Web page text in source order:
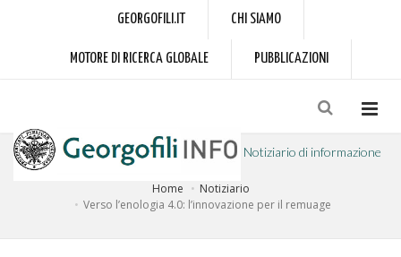
GEORGOFILI.IT CHI SIAMO
MOTORE DI RICERCA GLOBALE PUBBLICAZIONI
Notiziario di informazione
a cura dell'Accademia dei Georgofili
Home
Notiziario
Verso l’enologia 4.0: l’innovazione per il remuage